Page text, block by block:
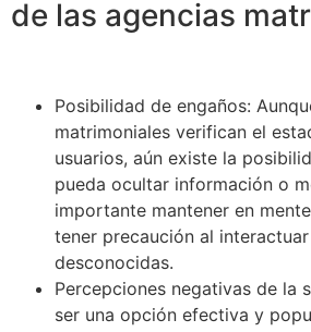
de las agencias
Posibilidad de engaños:
matrimoniales verifican el
usuarios, aún existe la
pueda ocultar información o
importante mantener en
tener precaución al
desconocidas.
Percepciones negativas de la
ser una opción efectiva y